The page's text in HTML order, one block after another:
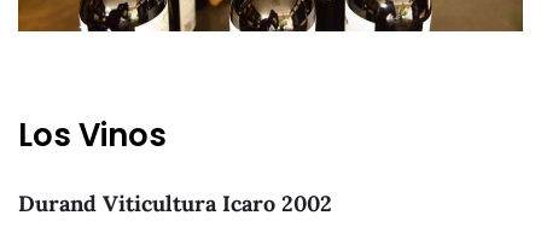
Los Vinos
Durand Viticultura Icaro 2002